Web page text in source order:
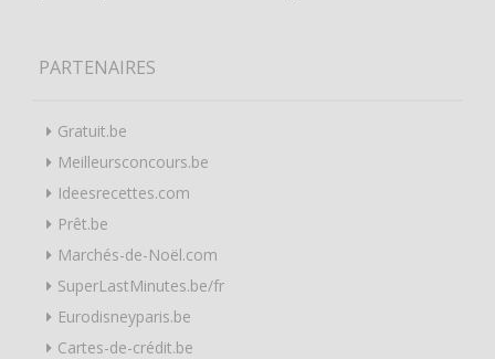
PARTENAIRES
Gratuit.be
Meilleursconcours.be
Ideesrecettes.com
Prêt.be
Marchés-de-Noël.com
SuperLastMinutes.be/fr
Eurodisneyparis.be
Cartes-de-crédit.be